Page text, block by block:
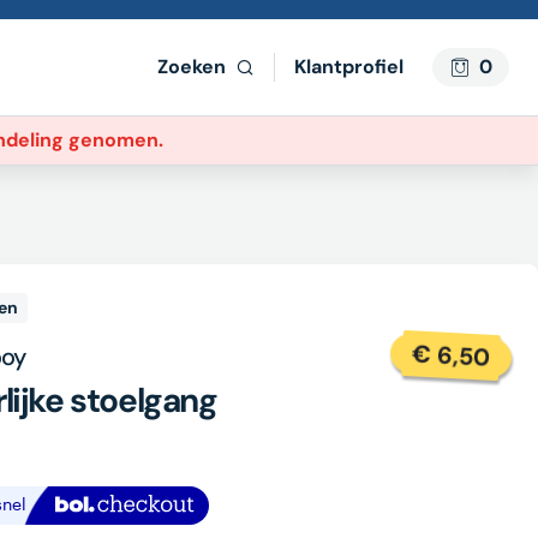
Zoeken Klantprofiel 0
genomen.
stoelgang
€6,50